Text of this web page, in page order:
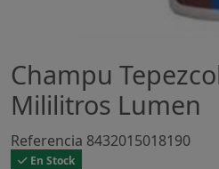
Champu
Mililitros Lumen
Referencia 8432015018190
En Stock